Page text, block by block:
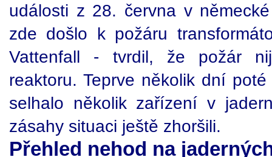
události z 28. června v
zde došlo k požáru
Vattenfall - tvrdil, že požár
reaktoru. Teprve několik dní
selhalo několik zařízení v
zásahy situaci ještě zhoršili.
Přehled nehod na